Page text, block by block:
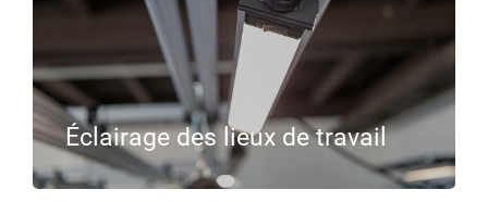
Éclairage des lieux de travail